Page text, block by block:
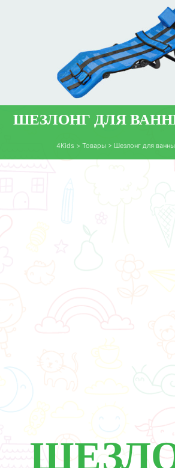
ШЕЗЛОНГ ДЛЯ
4Kids > Товары > Шезлонг для